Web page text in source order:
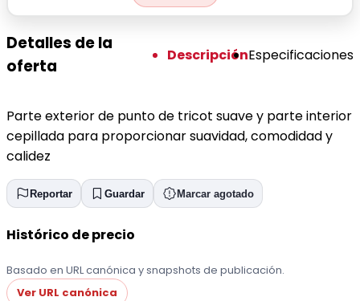
Detalles de la
oferta
DescripciónEspecificaciones
Parte exterior de punto de tricot suave y parte interior
cepillada para proporcionar suavidad, comodidad y
calidez
Reportar Guardar Marcar agotado
Histórico de precio
Basado en URL canónica y snapshots de publicación.
Ver URL canónica